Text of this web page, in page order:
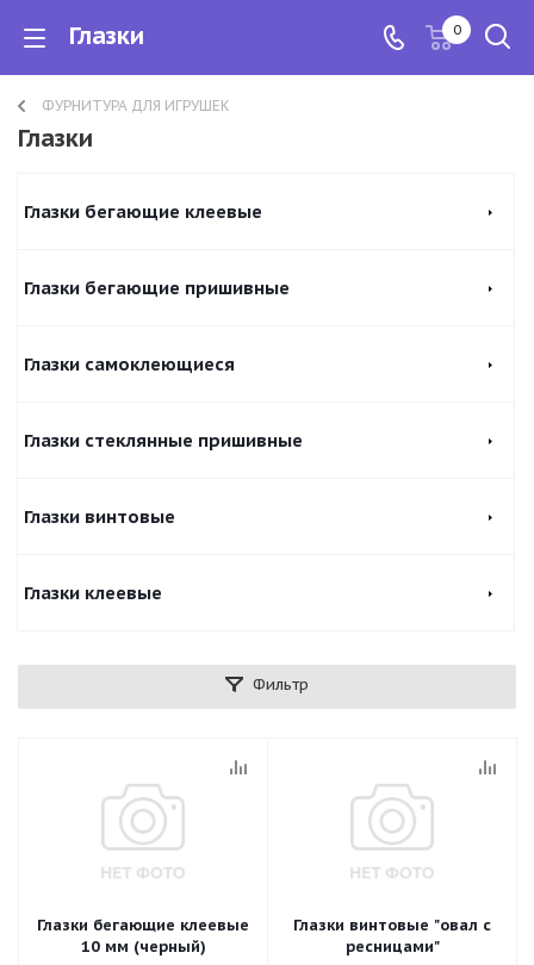
Глазки 0
ФУРНИТУРА ДЛЯ ИГРУШЕК
Глазки
Глазки бегающие клеевые
Глазки бегающие пришивные
Глазки самоклеющиеся
Глазки стеклянные пришивные
Глазки винтовые
Глазки клеевые
Фильтр
Глазки бегающие клеевые
10 мм (черный)
Глазки винтовые "овал с
ресницами"